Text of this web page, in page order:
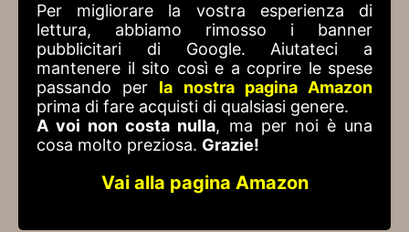
Per migliorare la vostra esperienza di
lettura, abbiamo rimosso i banner
pubblicitari di Google. Aiutateci a
mantenere il sito così e a coprire le spese
passando per la nostra pagina Amazon
prima di fare acquisti di qualsiasi genere.
A voi non costa nulla, ma per noi è una
cosa molto preziosa. Grazie!
Vai alla pagina Amazon